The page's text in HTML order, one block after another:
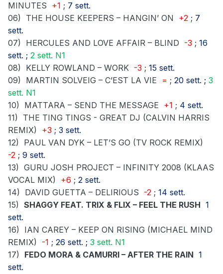
MINUTES +1 ; 7 sett.
06)
THE HOUSE KEEPERS – HANGIN’ ON +2 ; 7
sett.
07)
HERCULES AND LOVE AFFAIR – BLIND -3 ; 16
sett. ; 2 sett. N1
08)
KELLY ROWLAND – WORK -3 ; 15 sett.
09)
MARTIN SOLVEIG – C’EST LA VIE = ; 20 sett. ; 3
sett. N1
10)
MATTARA – SEND THE MESSAGE +1 ; 4 sett.
11)
THE TING TINGS - GREAT DJ (CALVIN HARRIS
REMIX)
+3 ; 3 sett.
12)
PAUL VAN DYK – LET’S GO (TV ROCK REMIX)
-2 ; 9 sett.
13) GURU JOSH PROJECT – INFINITY 2008 (KLAAS
VOCAL MIX)
+6 ; 2 sett.
14)
DAVID GUETTA – DELIRIOUS -2 ; 14 sett.
15) SHAGGY FEAT. TRIX & FLIX – FEEL THE RUSH 1
sett.
16)
IAN CAREY – KEEP ON RISING (MICHAEL MIND
REMIX)
-1 ; 26 sett. ; 3 sett. N1
17)
FEDO MORA & CAMURRI – AFTER THE RAIN 1
sett.